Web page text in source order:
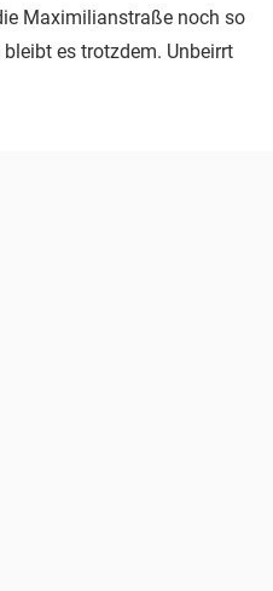
Maximilianstraße noch so
es trotzdem. Unbeirrt